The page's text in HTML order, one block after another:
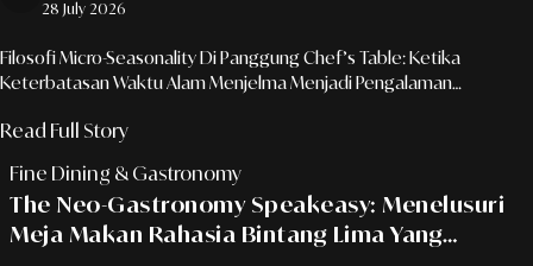
28 July 2026
Filosofi Micro-Seasonality Di Panggung Chef’s Table: Ketika
Keterbatasan Waktu Alam Menjelma Menjadi Pengalaman
Read Full Story
Fine Dining & Gastronomy
The Neo-Gastronomy Speakeasy: Menelusuri
Meja Makan Rahasia Bintang Lima Yang